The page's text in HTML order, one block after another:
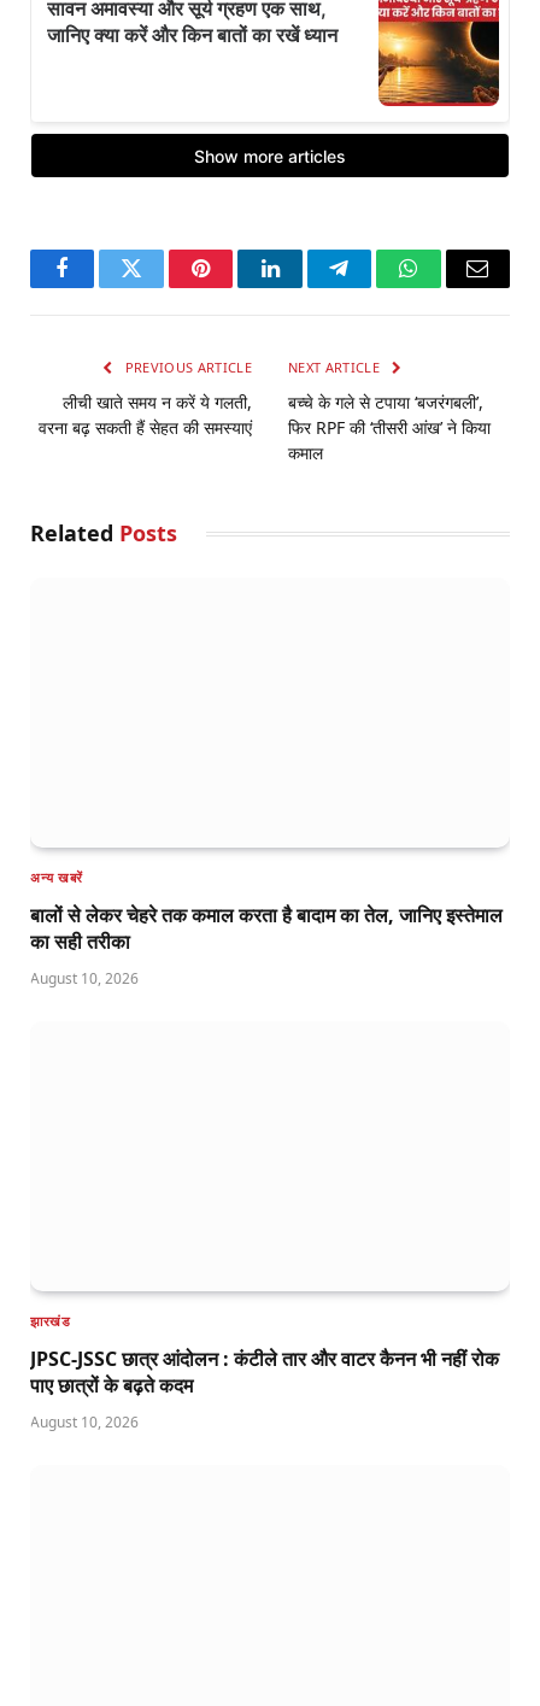
FacebookTwitter PinterestLinkedInTelegramWhatsApp
Email
PREVIOUS ARTICLE
लीची खाते समय न करें ये गलती,
वरना बढ़ सकती हैं सेहत की समस्याएं
NEXT ARTICLE
बच्चे के गले से टपाया ‘बजरंगबली’,
फिर RPF की ‘तीसरी आंख’ ने किया
कमाल
Related Posts
अन्य खबरें
बालों से लेकर चेहरे तक कमाल करता है बादाम का तेल, जानिए इस्तेमाल
का सही तरीका
August 10, 2026
झारखंड
JPSC-JSSC छात्र आंदोलन : कंटीले तार और वाटर कैनन भी नहीं रोक
पाए छात्रों के बढ़ते कदम
August 10, 2026